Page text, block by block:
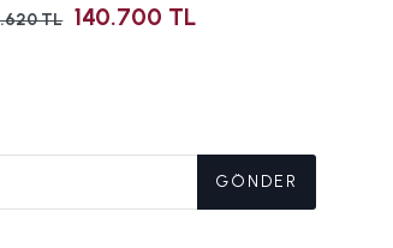
TL 140.700 TL
GÖNDER